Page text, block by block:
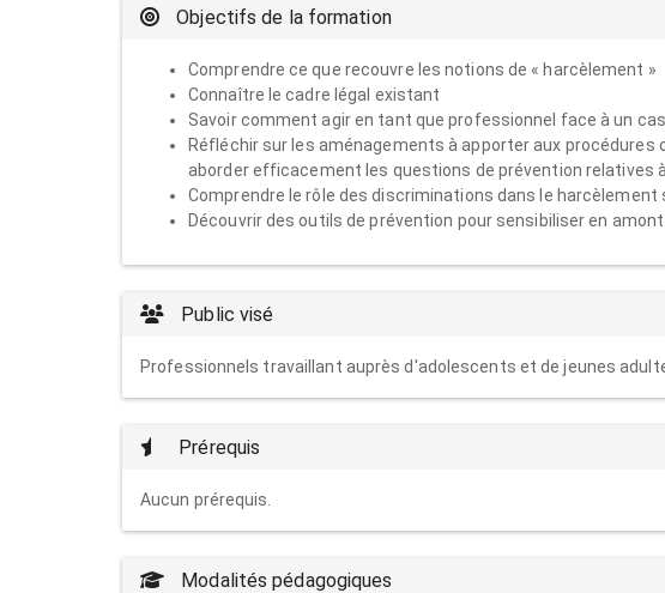
Objectifs de la formation
Comprendre ce que recouvre les notions de « harcèlement »
Connaître le cadre légal existant
Savoir comment agir en tant que professionnel face à un
Réfléchir sur les aménagements à apporter aux
aborder efficacement les questions de prévention relatives
Comprendre le rôle des discriminations dans le harcèlement
Découvrir des outils de prévention pour sensibiliser en
Public visé
Professionnels travaillant auprès d'adolescents et de jeunes
Prérequis
Aucun prérequis.
Modalités pédagogiques